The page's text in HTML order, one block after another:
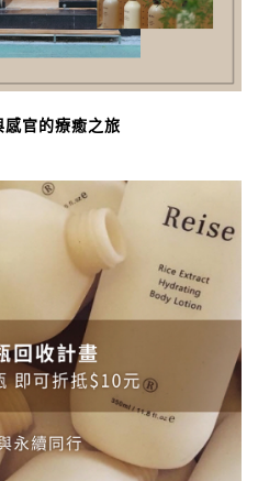
官的療癒之旅